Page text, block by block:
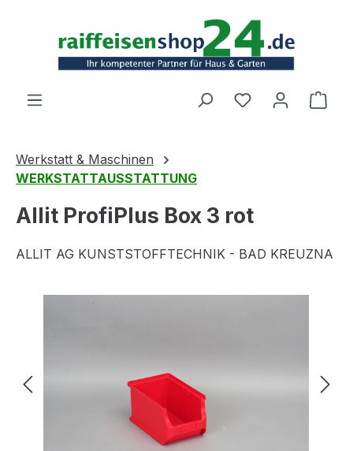
Werkstatt & Maschinen
WERKSTATTAUSSTATTUNG
Allit ProfiPlus Box 3 rot
ALLIT AG KUNSTSTOFFTECHNIK - BAD KREUZNA